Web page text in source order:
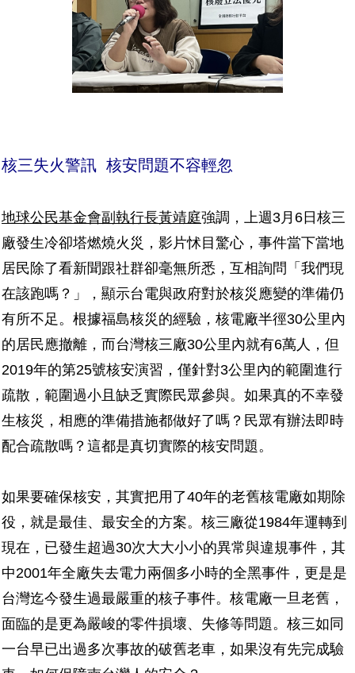
核三失火警訊 核安問題不容輕忽
地球公民基金會副執行長黃靖庭強調，上週3月6日核三
廠發生冷卻塔燃燒火災，影片怵目驚心，事件當下當地
居民除了看新聞跟社群卻毫無所悉，互相詢問「我們現
在該跑嗎？」，顯示台電與政府對於核災應變的準備仍
有所不足。根據福島核災的經驗，核電廠半徑30公里內
的居民應撤離，而台灣核三廠30公里內就有6萬人，但
2019年的第25號核安演習，僅針對3公里內的範圍進行
疏散，範圍過小且缺乏實際民眾參與。如果真的不幸發
生核災，相應的準備措施都做好了嗎？民眾有辦法即時
配合疏散嗎？這都是真切實際的核安問題。
如果要確保核安，其實把用了40年的老舊核電廠如期除
役，就是最佳、最安全的方案。核三廠從1984年運轉到
現在，已發生超過30次大大小小的異常與違規事件，其
中2001年全廠失去電力兩個多小時的全黑事件，更是是
台灣迄今發生過最嚴重的核子事件。核電廠一旦老舊，
面臨的是更為嚴峻的零件損壞、失修等問題。核三如同
一台早已出過多次事故的破舊老車，如果沒有先完成驗